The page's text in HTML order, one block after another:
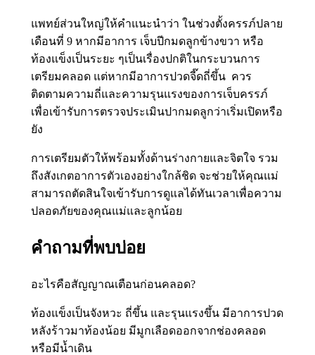
แพทย์ส่วนใหญ่ให้คำแนะนำว่า ในช่วงตั้งครรภ์ปลาย
เดือนที่ 9 หากมีอาการ เจ็บปีกมดลูกข้างขวา หรือ
ท้องแข็งเป็นระยะ ๆเป็นเรื่องปกติในกระบวนการ
เตรียมคลอด แต่หากมีอาการปวดจี๊ดถี่ขึ้น ควร
ติดตามความถี่และความรุนแรงของการเจ็บครรภ์
เพื่อเข้ารับการตรวจประเมินปากมดลูกว่าเริ่มเปิดหรือ
ยัง
การเตรียมตัวให้พร้อมทั้งด้านร่างกายและจิตใจ รวม
ถึงสังเกตอาการตัวเองอย่างใกล้ชิด จะช่วยให้คุณแม่
สามารถตัดสินใจเข้ารับการดูแลได้ทันเวลาเพื่อความ
ปลอดภัยของคุณแม่และลูกน้อย
คำถามที่พบบ่อย
อะไรคือสัญญาณเตือนก่อนคลอด?
ท้องแข็งเป็นจังหวะ ถี่ขึ้น และรุนแรงขึ้น มีอาการปวด
หลังร้าวมาท้องน้อย มีมูกเลือดออกจากช่องคลอด
หรือมีน้ำเดิน